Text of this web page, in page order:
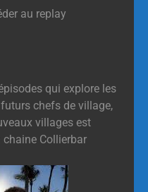
au replay
qui explore les
chefs de village,
villages est
Collierbar